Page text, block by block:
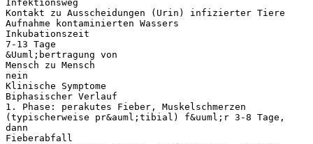
Infektionsweg
Kontakt zu Ausscheidungen (Urin) infizierter Tiere
Aufnahme kontaminierten Wassers
Inkubationszeit
7-13 Tage
&Uuml;bertragung von
Mensch zu Mensch
nein
Klinische Symptome
Biphasischer Verlauf
1. Phase: perakutes Fieber, Muskelschmerzen
(typischerweise pr&auml;tibial) f&uuml;r 3-8 Tage,
dann
Fieberabfall